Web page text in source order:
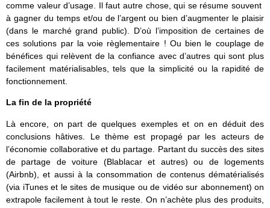
comme valeur d’usage. Il faut autre chose, qui se résume souvent
à gagner du temps et/ou de l’argent ou bien d’augmenter le plaisir
(dans le marché grand public). D’où l’imposition de certaines de
ces solutions par la voie règlementaire ! Ou bien le couplage de
bénéfices qui relèvent de la confiance avec d’autres qui sont plus
facilement matérialisables, tels que la simplicité ou la rapidité de
fonctionnement.
La fin de la propriété
Là encore, on part de quelques exemples et on en déduit des
conclusions hâtives. Le thème est propagé par les acteurs de
l’économie collaborative et du partage. Partant du succès des sites
de partage de voiture (Blablacar et autres) ou de logements
(Airbnb), et aussi à la consommation de contenus dématérialisés
(via iTunes et le sites de musique ou de vidéo sur abonnement) on
extrapole facilement à tout le reste. On n’achète plus des produits,